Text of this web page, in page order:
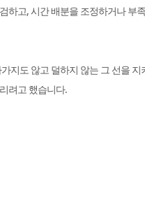
하고, 시간 배분을 조정하거나 부
지도 않고 덜하지 않는 그 선을
려고 했습니다.